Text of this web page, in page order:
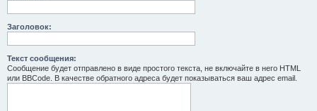
Заголовок:
Текст сообщения:
Сообщение будет отправлено в виде простого текста, не включайте в него HTML
или BBCode. В качестве обратного адреса будет показываться ваш адрес email.